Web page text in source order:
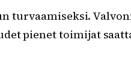
turvaamiseksi.
pienet toimijat